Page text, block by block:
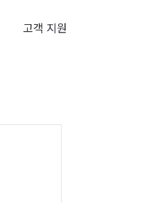
고객 지원